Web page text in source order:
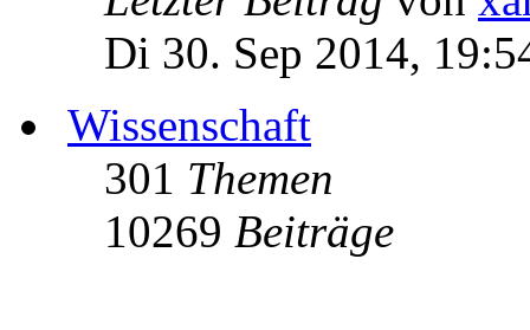
Di 30. Sep 2014,
Wissenschaft
301 Themen
10269 Beiträge